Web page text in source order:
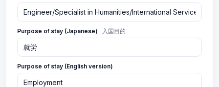
Purpose of stay (Japanese) 入国目的
Purpose of stay (English version)